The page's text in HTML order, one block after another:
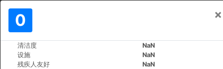
0 ×
清洁度
NaN
设施
NaN
残疾人友好
NaN
世界>Spain
Hotel Rural El Refugio